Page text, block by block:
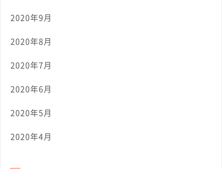
2020年9月
2020年8月
2020年7月
2020年6月
2020年5月
2020年4月